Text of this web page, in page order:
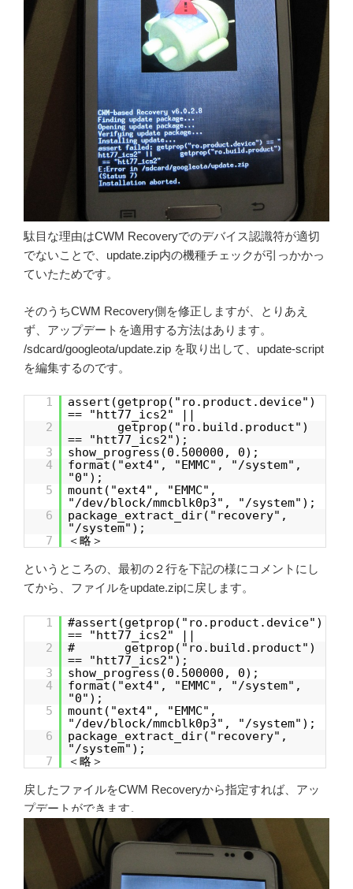
駄目な理由はCWM Recoveryでのデバイス認識符が適切
でないことで、update.zip内の機種チェックが引っかかっ
ていたためです。
そのうちCWM Recovery側を修正しますが、とりあえ
ず、アップデートを適用する方法はあります。
/sdcard/googleota/update.zip を取り出して、update-script
を編集するのです。
1
assert(getprop("ro.product.device")
== "htt77_ics2" ||
2
getprop("ro.build.product")
== "htt77_ics2");
3
show_progress(0.500000, 0);
4
format("ext4", "EMMC", "/system",
"0");
5
mount("ext4", "EMMC",
"/dev/block/mmcblk0p3", "/system");
6
package_extract_dir("recovery",
"/system");
7
＜略＞
というところの、最初の２行を下記の様にコメントにし
てから、ファイルをupdate.zipに戻します。
1
#assert(getprop("ro.product.device")
== "htt77_ics2" ||
2
# getprop("ro.build.product")
== "htt77_ics2");
3
show_progress(0.500000, 0);
4
format("ext4", "EMMC", "/system",
"0");
5
mount("ext4", "EMMC",
"/dev/block/mmcblk0p3", "/system");
6
package_extract_dir("recovery",
"/system");
7
＜略＞
戻したファイルをCWM Recoveryから指定すれば、アッ
プデートができます。